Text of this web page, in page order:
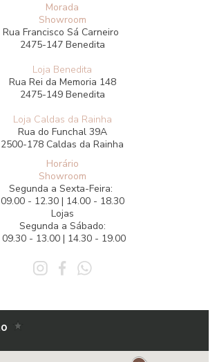
Morada
Showroom
Rua Francisco Sá Carneiro
2475-147 Benedita
Loja Benedita
Rua Rei da Memoria 148
2475-149 Benedita
Loja Caldas da Rainha
Rua do Funchal 39A
2500-178 Caldas da Rainha
Horário
Showroom
Segunda a Sexta-Feira:
09.00 - 12.30 | 14.00 - 18.30
Lojas
Segunda a Sábado:
09.30 - 13.00 | 14.30 - 19.00